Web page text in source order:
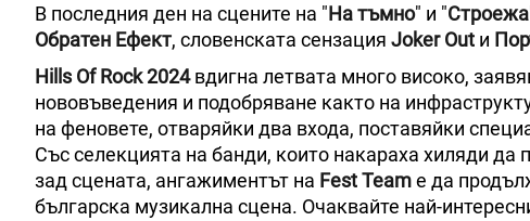
В последния ден на сцените на "На тъмно" и "Строежа
Обратен Ефект, словенската сензация Joker Out и
Hills Of Rock 2024вдигна летвата много високо,
нововъведения и подобряване както на
на феновете, отваряйки два входа, поставяйки
Със селекцията на банди, които накараха хиляди
зад сцената, ангажиментът на Fest Teamе да
българска музикална сцена. Очаквайте най-